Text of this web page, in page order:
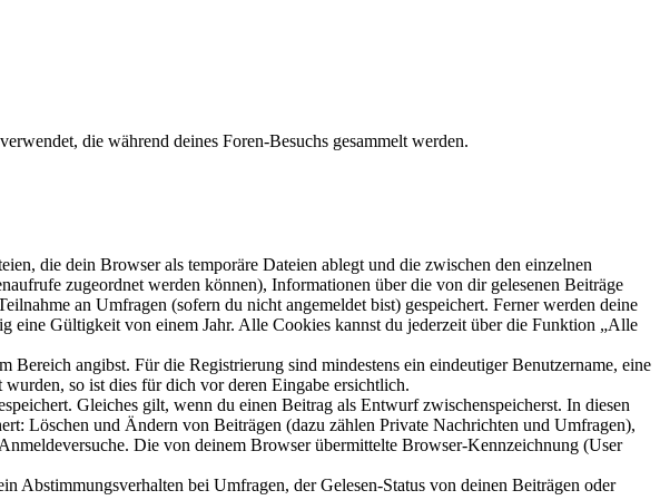
die während deines Foren-Besuchs gesammelt werden.
die dein Browser als temporäre Dateien ablegt und die zwischen den einzelnen
zugeordnet werden können), Informationen über die von dir gelesenen Beiträge
an Umfragen (sofern du nicht angemeldet bist) gespeichert. Ferner werden deine
eine Gültigkeit von einem Jahr. Alle Cookies kannst du jederzeit über die Funktion „Alle
angibst. Für die Registrierung sind mindestens ein eindeutiger Benutzername, eine
so ist dies für dich vor deren Eingabe ersichtlich.
Gleiches gilt, wenn du einen Beitrag als Entwurf zwischenspeicherst. In diesen
Löschen und Ändern von Beiträgen (dazu zählen Private Nachrichten und Umfragen),
Die von deinem Browser übermittelte Browser-Kennzeichnung (User
Abstimmungsverhalten bei Umfragen, der Gelesen-Status von deinen Beiträgen oder